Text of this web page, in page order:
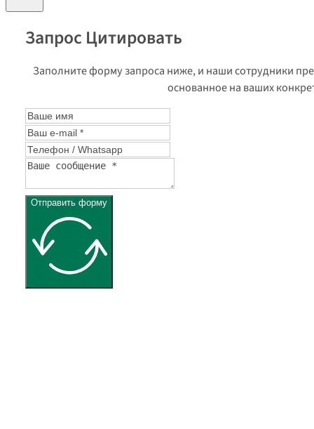
Запрос Цитировать
Заполните форму запроса ниже, и наши сотрудники
основанное на ваших
Отправить форму